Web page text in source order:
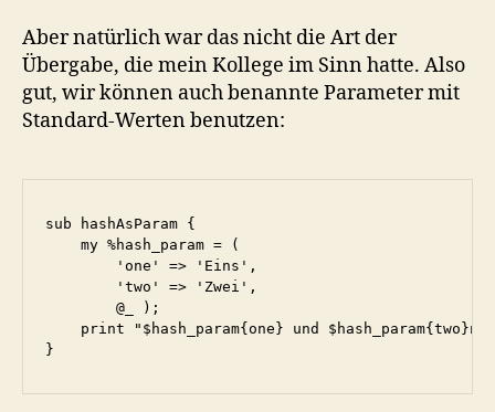
Aber natürlich war das nicht die Art der
Übergabe, die mein Kollege im Sinn hatte. Also
gut, wir können auch benannte Parameter mit
Standard-Werten benutzen:
sub hashAsParam {
    my %hash_param = (
        'one' => 'Eins',
        'two' => 'Zwei',
        @_ );
    print "$hash_param{one} und $hash_param{two}n";